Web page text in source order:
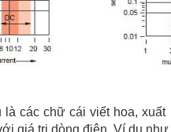
các chữ cái viết hoa,